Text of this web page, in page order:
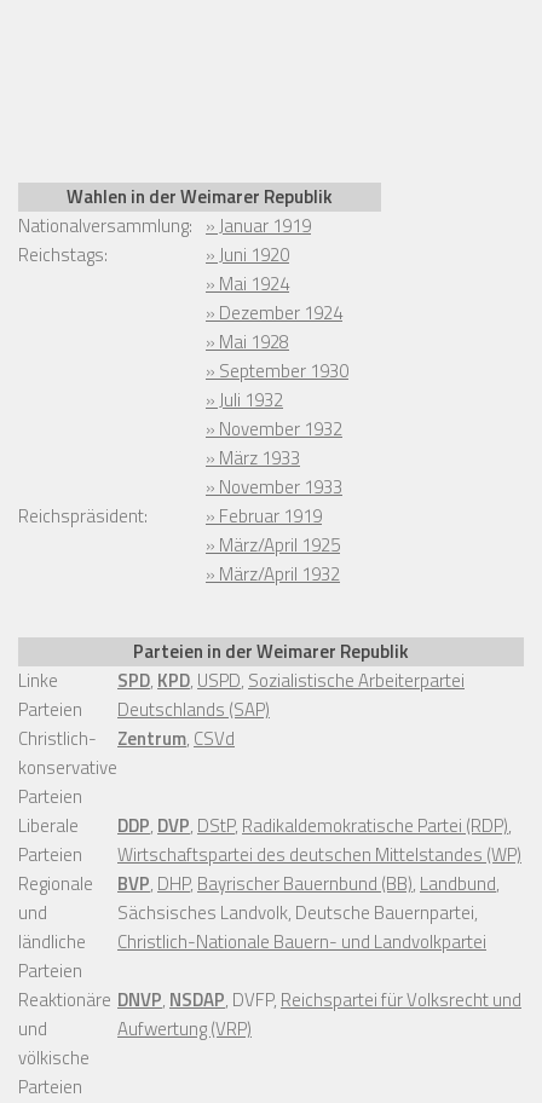
Wahlen in der Weimarer Republik
Nationalversammlung: » Januar 1919
Reichstags:
» Juni 1920
» Mai 1924
» Dezember 1924
» Mai 1928
» September 1930
» Juli 1932
» November 1932
» März 1933
» November 1933
Reichspräsident:
» Februar 1919
» März/April 1925
» März/April 1932
Parteien in der Weimarer Republik
Linke
Parteien
SPD, KPD, USPD, Sozialistische Arbeiterpartei
Deutschlands (SAP)
Christlich-
konservative
Parteien
Zentrum, CSVd
Liberale
Parteien
DDP, DVP, DStP, Radikaldemokratische Partei (RDP),
Wirtschaftspartei des deutschen Mittelstandes (WP)
Regionale
und
ländliche
Parteien
BVP, DHP, Bayrischer Bauernbund (BB), Landbund,
Sächsisches Landvolk, Deutsche Bauernpartei,
Christlich-Nationale Bauern- und Landvolkpartei
Reaktionäre
und
völkische
Parteien
DNVP, NSDAP, DVFP, Reichspartei für Volksrecht und
Aufwertung (VRP)